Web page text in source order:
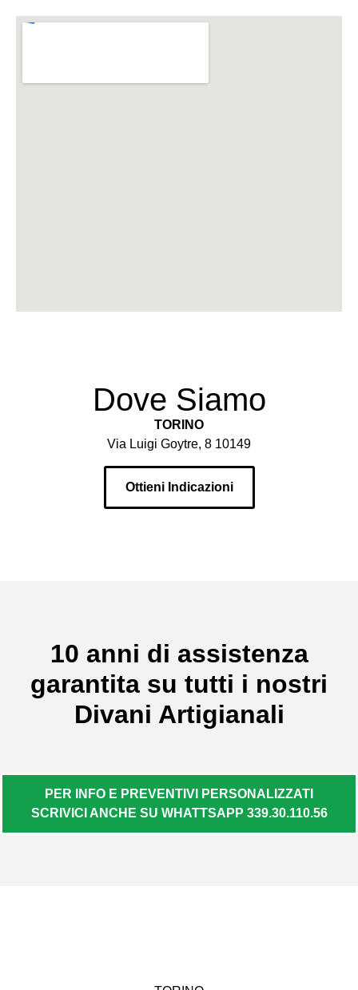
Dove Siamo
TORINO
Via Luigi Goytre, 8 10149
Ottieni Indicazioni
10 anni di assistenza
garantita su tutti i nostri
Divani Artigianali
PER INFO E PREVENTIVI PERSONALIZZATI
SCRIVICI ANCHE SU WHATTSAPP 339.30.110.56